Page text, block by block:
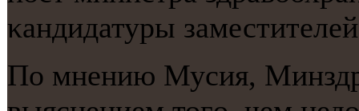
κандидатуры
По мнению Мусия,